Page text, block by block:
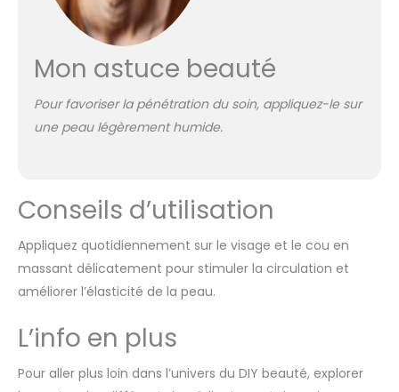
Mon astuce beauté
Pour favoriser la pénétrationdu soin, appliquez-le sur
une peau légèrement humide.
Conseils d’utilisation
Appliquez quotidiennement sur le visage et le cou en
massant délicatement pour stimuler la circulation et
améliorer l’élasticité de la peau.
L’info en plus
Pour aller plus loin dans l’univers du DIY beauté, explorer